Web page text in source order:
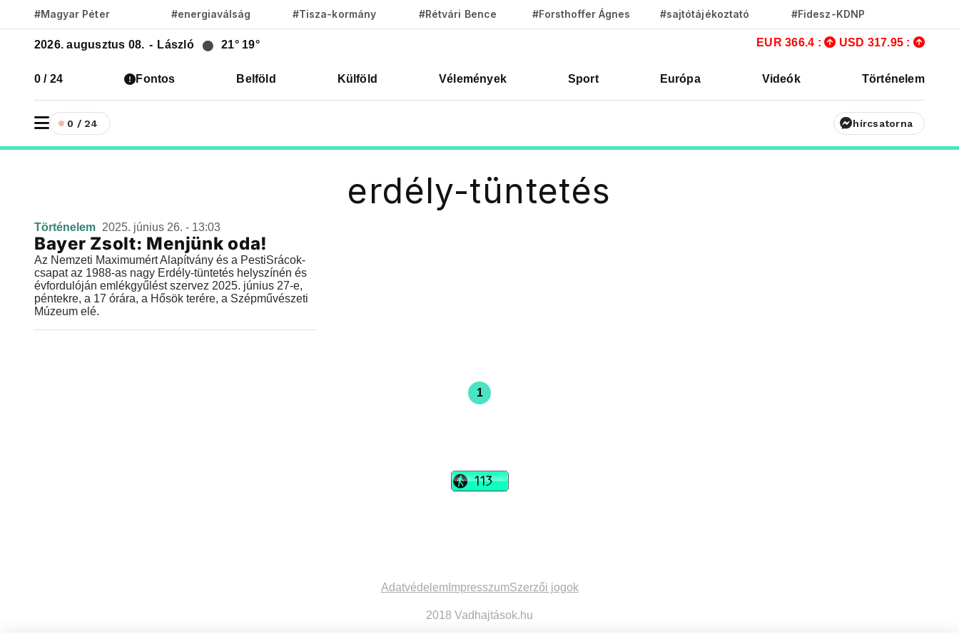
#Magyar Péter #energiaválság #Tisza-kormány #Rétvári Bence #Forsthoffer Ágnes #sajtótájékoztató #Fidesz-KDNP
2026. augusztus 08. - László 21° 19° EUR 366.4 : USD 317.95 :
0 / 24 Fontos Belföld Külföld Vélemények Sport Európa Videók Történelem
0 / 24 hírcsatorna
erdély-tüntetés
Történelem 2025. június 26. - 13:03
Bayer Zsolt: Menjünk oda!
Az Nemzeti Maximumért Alapítvány és a PestiSrácok-
csapat az 1988-as nagy Erdély-tüntetés helyszínén és
évfordulóján emlékgyűlést szervez 2025. június 27-e,
péntekre, a 17 órára, a Hősök terére, a Szépművészeti
Múzeum elé.
1
AdatvédelemImpresszumSzerzői jogok
2018 Vadhajtások.hu